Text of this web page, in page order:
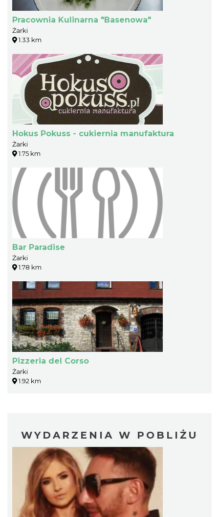
Pracownia Kulinarna "Basenowa"
Żarki
1.33 km
Hokus Pokuss - cukiernia manufaktura
Żarki
1.75 km
Bar Paradise
Żarki
1.78 km
Pizzeria del Corso
Żarki
1.92 km
WYDARZENIA W POBLIŻU